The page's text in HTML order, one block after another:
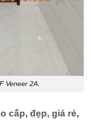
Veneer 2A.
cấp, đẹp, giá rẻ,